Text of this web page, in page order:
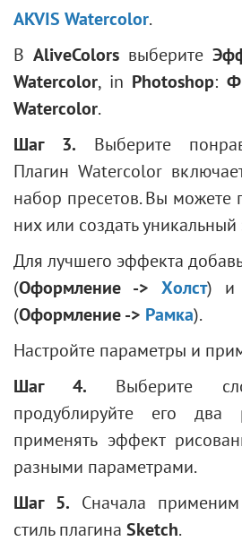
AKVIS Watercolor.
В AliveColorsвыберите
Watercolor, in Photoshop:
Watercolor.
Шаг 3. Выберите
Плагин Watercolor
набор пресетов. Вы можете
них или создать
Для лучшего эффекта
(Оформление -> Холст) и
(Оформление -> Рамка).
Настройте параметры и
Шаг 4. Выберите
продублируйте его
применять эффект
разными параметрами.
Шаг 5. Сначала применим
стиль плагина Sketch.